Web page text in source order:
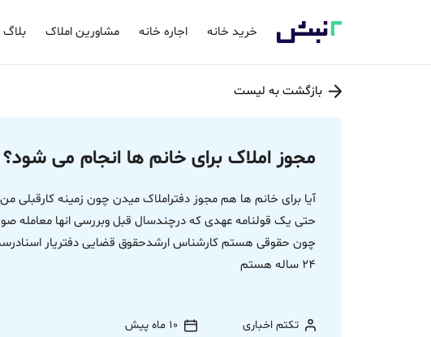
خرید خانه اجاره خانه مشاورین املاک بلاگ ۲نبش
بازگشت به لیست
مجوز املاک برای خانم ها انجام می شود؟
آیا برای خانم ها هم مجوز دفتراملاک میدن چون زمینه کارقبلی
حتی یک قولنامه عهدی که درچندسال قبل وبررسی انها معامله
چون حقوقی هستم کارشناس ارشدحقوق قضایی دفتریار
24 ساله هستم
تکتم اخباری 10 ماه پیش